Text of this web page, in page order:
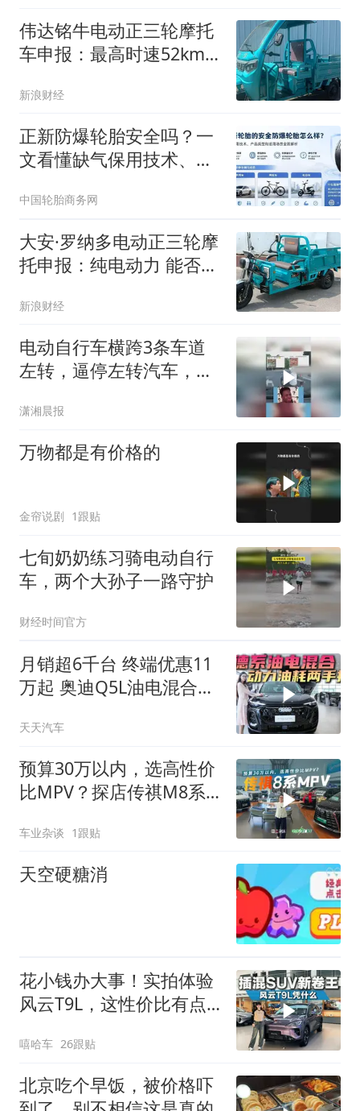
伟达铭牛电动正三轮摩托
车申报：最高时速52km
新浪财经
正新防爆轮胎安全吗？一
文看懂缺气保用技术、
布局
中国轮胎商务网
大安·罗纳多电动正三轮摩
托申报：纯电动力 能否抢
新浪财经
电动自行车横跨3条车道
左转，逼停左转汽车，气
潇湘晨报
万物都是有价格的
金帘说剧 1跟贴
七旬奶奶练习骑电动自行
车，两个大孙子一路守护
财经时间官方
月销超6千台 终端优惠11
万起 奥迪Q5L油电混合版
天天汽车
预算30万以内，选高性价
比MPV？探店传祺M8系
车业杂谈 1跟贴
天空硬糖消
花小钱办大事！实拍体验
风云T9L，这性价比有点
嘻哈车 26跟贴
北京吃个早饭，被价格吓